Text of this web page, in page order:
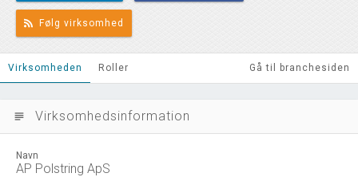
Følg virksomhed
Virksomheden Roller Gå til branchesiden
subject Virksomhedsinformation
Navn
AP Polstring ApS